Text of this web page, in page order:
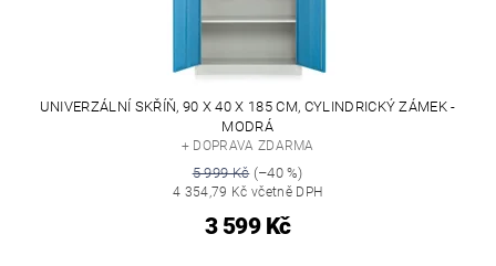
UNIVERZÁLNÍ SKŘÍŇ, 90 X 40 X 185 CM, CYLINDRICKÝ ZÁMEK -
MODRÁ
+ DOPRAVA ZDARMA
5 999 Kč(–40 %)
4 354,79 Kč včetně DPH
3 599 Kč